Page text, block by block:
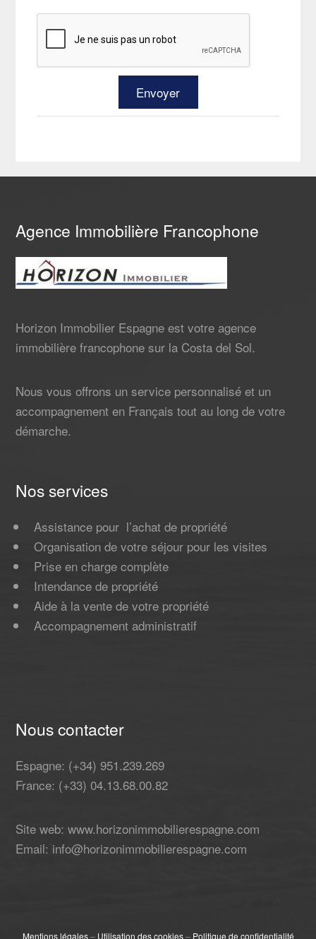
Agence Immobilière Francophone
Horizon Immobilier Espagne est votre agence
immobilière francophone sur la Costa del Sol.
Nous vous offrons un service personnalisé et un
accompagnement en Français tout au long de votre
démarche.
Nos services
Assistance pour l’achat de propriété
Organisation de votre séjour pour les visites
Prise en charge complète
Intendance de propriété
Aide à la vente de votre propriété
Accompagnement administratif
Nous contacter
Espagne: (+34) 951.239.269
France: (+33) 04.13.68.00.82
Site web: www.horizonimmobilierespagne.com
Email: info@horizonimmobilierespagne.com
Mentions légales– Utilisation des cookies– Politique de confidentialité